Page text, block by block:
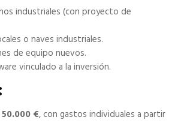
industriales (con proyecto de
o naves industriales.
de equipo nuevos.
vinculado a la inversión.
50.000 €, con gastos individuales a partir